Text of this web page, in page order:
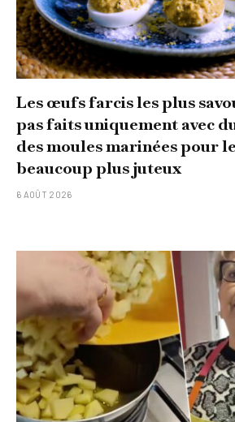
Les œufs farcis les plus
pas faits uniquement avec
des moules marinées pour
beaucoup plus juteux
6 AOÛT 2026